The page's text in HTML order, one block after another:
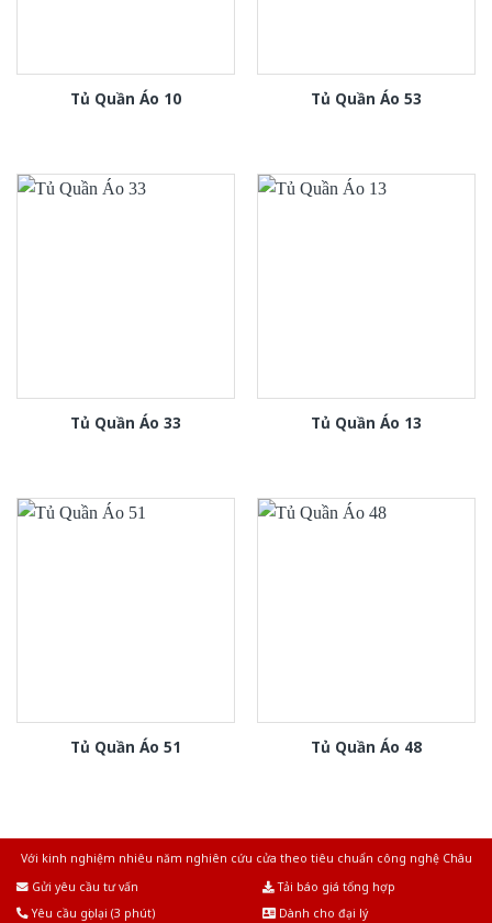
Tủ Quần Áo 10 Tủ Quần Áo 53
Tủ Quần Áo 33 Tủ Quần Áo 13
Tủ Quần Áo 51 Tủ Quần Áo 48
Với kinh nghiệm nhiêu năm nghiên cứu cửa theo tiêu chuẩn công nghệ Châu
Gửi yêu cầu tư vấn
Tải báo giá tổng hợp
Yêu cầu gọi lại (3 phút)
Dành cho đại lý